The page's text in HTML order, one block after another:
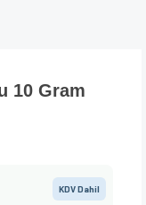
10 Gram
KDV Dahil